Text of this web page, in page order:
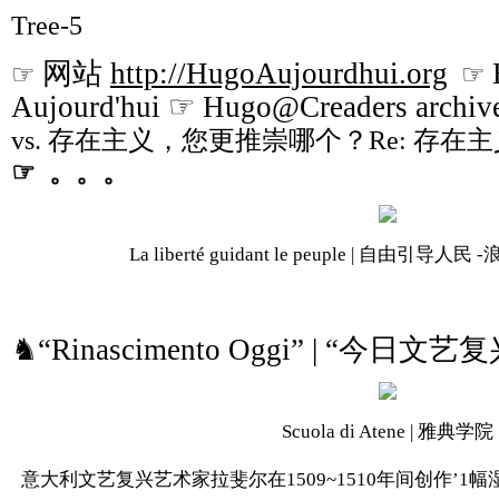
Tree-5
☞ 网站 http://HugoAujourdhui.org ☞
Aujourd'hui ☞ Hugo@Creaders
vs. 存在主义，您更推崇哪个？Re: 存在
☞ 。。。
La liberté guidant le peuple | 自由引导人民 -
♞“Rinascimento Oggi” | “今日文艺
Scuola di Atene | 雅典学院
意大利文艺复兴艺术家拉斐尔在1509~1510年间创作’1